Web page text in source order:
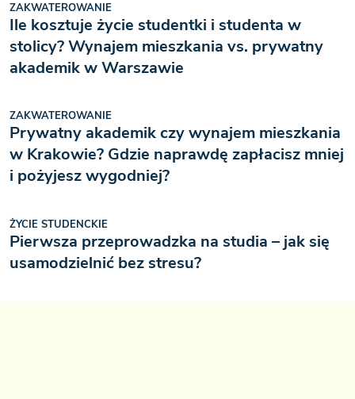
ZAKWATEROWANIE
Ile kosztuje życie studentki i studenta w
stolicy? Wynajem mieszkania vs. prywatny
akademik w Warszawie
ZAKWATEROWANIE
Prywatny akademik czy wynajem mieszkania
w Krakowie? Gdzie naprawdę zapłacisz mniej
i pożyjesz wygodniej?
ŻYCIE STUDENCKIE
Pierwsza przeprowadzka na studia – jak się
usamodzielnić bez stresu?